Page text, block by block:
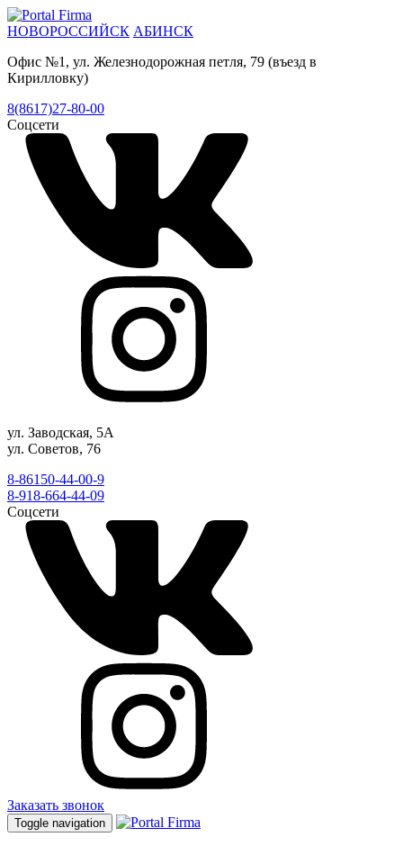
НОВОРОССИЙСК АБИНСК
Офис №1, ул. Железнодорожная петля, 79 (въезд в
Кирилловку)
8(8617)27-80-00
Соцсети
ул. Заводская, 5А
ул. Советов, 76
8-86150-44-00-9
8-918-664-44-09
Соцсети
Заказать звонок
Toggle navigation